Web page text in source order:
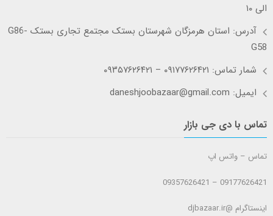
الی ۱۰
آدرس: استان هرمزگان شهرستان بستک مجتمع تجاری بستک G86-
G58
شمار تماس: ۰۹۱۷۷۶۲۶۴۲۱ – ۰۹۳۵۷۶۲۶۴۲۱
ایمیل: daneshjoobazaar@gmail.com
تماس با دی جی بازار
تماس – واتس اپ
09177626421 – 09357626421
اینستاگرام @djbazaar.ir